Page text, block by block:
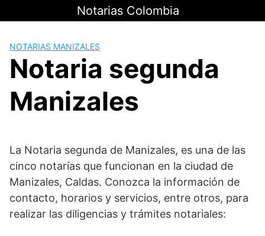
al
Notarias Colombia
NOTARIAS MANIZALES
Notaria segunda
Manizales
La Notaria segunda de Manizales, es una de las
cinco notarías que funcionan en la ciudad de
Manizales, Caldas. Conozca la información de
contacto, horarios y servicios, entre otros, para
realizar las diligencias y trámites notariales: